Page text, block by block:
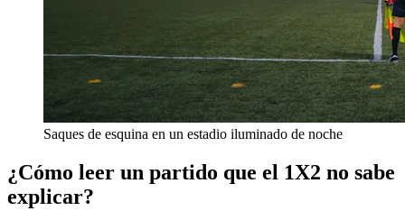
Saques de esquina en un estadio iluminado de noche
¿Cómo leer un partido que el 1X2 no sabe
explicar?